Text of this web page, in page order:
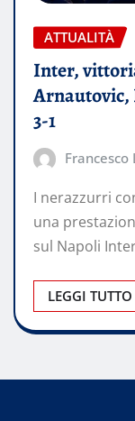
ATTUALITÀ
Inter,
Arnautovic,
3-1
Francesco
I nerazzurri
una
sul Napoli
LEGGI TUTTO